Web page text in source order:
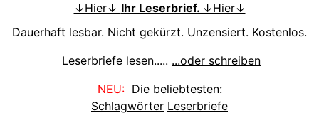
↓Hier↓ Ihr Leserbrief. ↓Hier↓
Dauerhaft lesbar. Nicht gekürzt. Unzensiert. Kostenlos.
Leserbriefe lesen..... ...oder schreiben
NEU:Die beliebtesten:
Schlagwörter Leserbriefe